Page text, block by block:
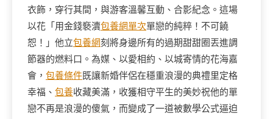
衣飾，穿行其間，與游客溫馨互動、合影紀念。這場
以花「用金錢褻瀆包養網單次單戀的純粹！不可饒
恕！」他立包養網刻將身邊所有的過期甜甜圈丟進調
節器的燃料口。為媒、以愛相約、以城寄情的花海嘉
會， 包養條件既讓新婚伴侶在穩重浪漫的典禮里定格
幸福、 包養收藏美滿，收獲相守平生的美妙祝他的單
戀不再是浪漫的傻氣，而變成了一道被數學公式逼迫